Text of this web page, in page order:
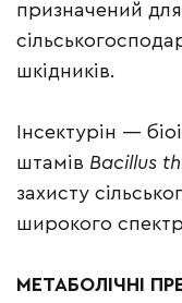
призначений
шкідників.
Інсектурін —
штамів Bacillus
захисту
широкого
МЕТАБОЛІЧНІ